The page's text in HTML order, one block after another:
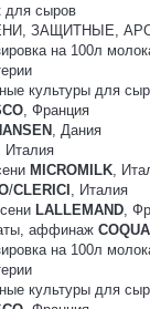
сыров
ЗАЩИТНЫЕ,
на 100л
культуры для
, Франция
, Дания
Италия
MICROMILK,
/CLERICI , Италия
LALLEMAND,
аффинаж
на 100л
культуры для